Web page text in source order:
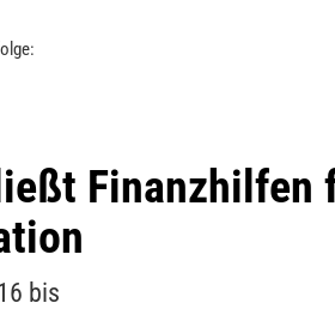
Finanzhilfen
bis